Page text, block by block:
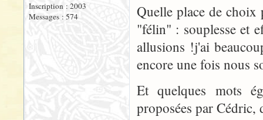
Inscription : 2003
Messages : 574
Quelle place de choix
"félin" : souplesse et
allusions !j'ai
encore une fois nous
Et quelques mots
proposées par Cédric,